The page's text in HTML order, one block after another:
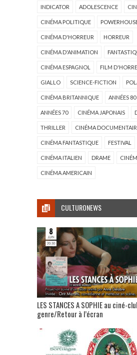
INDICATOR ADOLESCENCE
CINÉMA POLITIQUE
CINÉMA D'HORREUR HORREUR
CINÉMA D'ANIMATION
CINÉMA ESPAGNOL FILM
GIALLO SCIENCE-FICTION
CINÉMA BRITANNIQUE ANNÉES 80
ANNÉES 70 CINÉMA JAPONAIS
THRILLER CINÉMA
CINÉMA FANTASTIQUE FESTIVAL
CINÉMA ITALIEN DRAME
CINÉMA AMERICAIN
CULTURONEWS
LES STANCES A SOPHIE au ciné-
genre/Retour à l’écran